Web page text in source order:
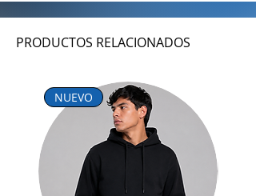
PRODUCTOS RELACIONADOS
NUEVO